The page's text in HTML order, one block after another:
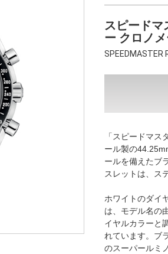
スピードマ
ー クロノ
「スピードマ
ール製の
ールを備えたブ
スレットは、ス
ホワイトのダイ
は、モデル名の
イヤルカラーと
れています。ブ
のスーパールミ